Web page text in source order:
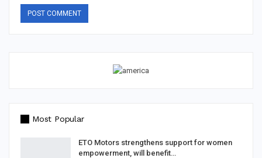
Most Popular
ETO Motors strengthens support for women
empowerment, will benefit…